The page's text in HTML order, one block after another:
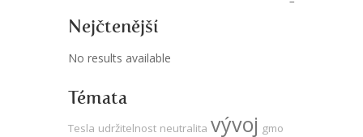
Nejčtenější
No results available
Témata
Tesla udržitelnost neutralita vývoj gmo